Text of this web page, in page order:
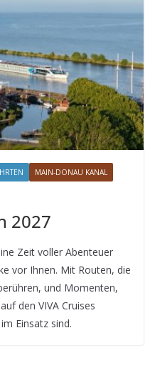
MAIN-DONAU KANAL
2027
Zeit voller Abenteuer
vor Ihnen. Mit Routen, die
und Momenten,
den VIVA Cruises
Einsatz sind.